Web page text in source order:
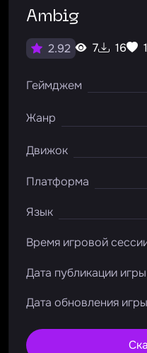
Ambig
2.92 7 16 1
Геймджем
Жанр
Движок
Платформа
Язык
Время игровой
Дата публикации игры
Дата обновления игры